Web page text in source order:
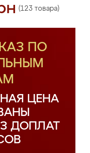
(123 товара)
ПО
ЦЕНА
ДОПЛАТ